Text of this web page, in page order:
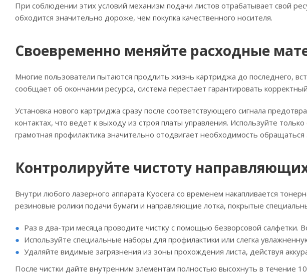
При соблюдении этих условий механизм подачи листов отрабатывает свой
обходится значительно дороже, чем покупка качественного носителя.
Своевременно меняйте расходные
Многие пользователи пытаются продлить жизнь картриджа до последнего,
сообщает об окончании ресурса, система перестает гарантировать
Установка нового картриджа сразу после соответствующего сигнала
контактах, что ведет к выходу из строя платы управления. Используйте
грамотная профилактика значительно отодвигает необходимость
Контролируйте чистоту
Внутри любого лазерного аппарата Kyocera со временем накапливается
резиновые ролики подачи бумаги и направляющие лотка, покрытые
Раз в два-три месяца проводите чистку с помощью безворсовой салфетки.
Используйте специальные наборы для профилактики или слегка
Удаляйте видимые загрязнения из зоны прохождения листа, действуя
После чистки дайте внутренним элементам полностью высохнуть в